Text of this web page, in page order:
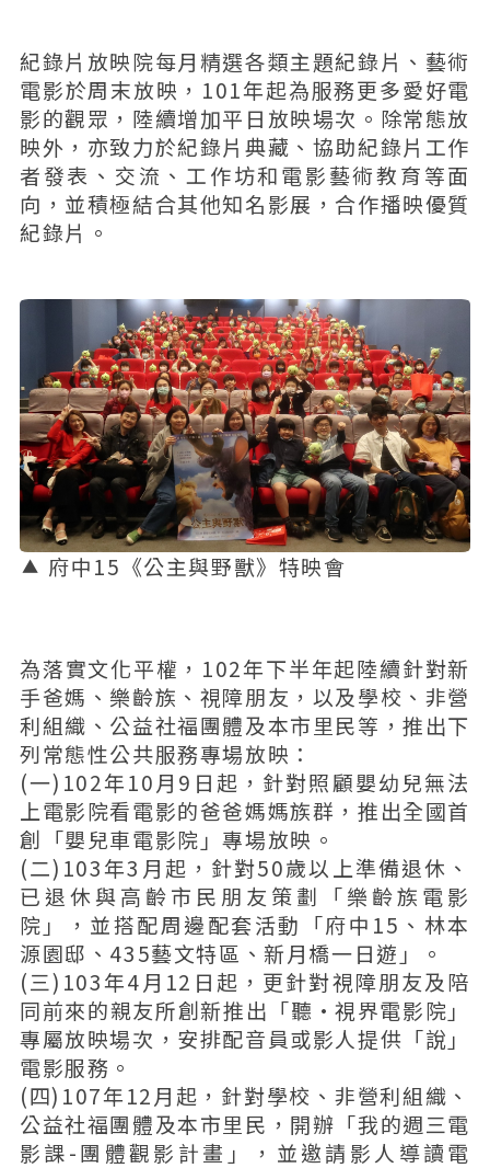
紀錄片放映院每月精選各類主題紀錄片、藝術
電影於周末放映，101年起為服務更多愛好電
影的觀眾，陸續增加平日放映場次。除常態放
映外，亦致力於紀錄片典藏、協助紀錄片工作
者發表、交流、工作坊和電影藝術教育等面
向，並積極結合其他知名影展，合作播映優質
紀錄片。
府中15《公主與野獸》特映會
為落實文化平權，102年下半年起陸續針對新
手爸媽、樂齡族、視障朋友，以及學校、非營
利組織、公益社福團體及本市里民等，推出下
列常態性公共服務專場放映：
(一)102年10月9日起，針對照顧嬰幼兒無法
上電影院看電影的爸爸媽媽族群，推出全國首
創「嬰兒車電影院」專場放映。
(二)103年3月起，針對50歲以上準備退休、
已退休與高齡市民朋友策劃「樂齡族電影
院」，並搭配周邊配套活動「府中15、林本
源園邸、435藝文特區、新月橋一日遊」。
(三)103年4月12日起，更針對視障朋友及陪
同前來的親友所創新推出「聽•視界電影院」
專屬放映場次，安排配音員或影人提供「說」
電影服務。
(四)107年12月起，針對學校、非營利組織、
公益社福團體及本市里民，開辦「我的週三電
影課-團體觀影計畫」，並邀請影人導讀電